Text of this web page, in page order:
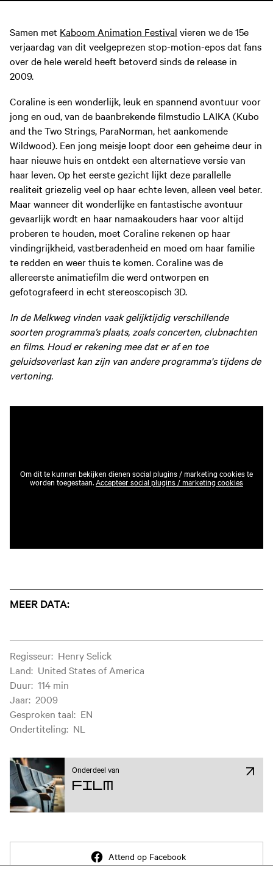
Samen met Kaboom Animation Festival vieren we de 15e
verjaardag van dit veelgeprezen stop-motion-epos dat fans
over de hele wereld heeft betoverd sinds de release in
2009.
Coraline is een wonderlijk, leuk en spannend avontuur voor
jong en oud, van de baanbrekende filmstudio LAIKA (Kubo
and the Two Strings, ParaNorman, het aankomende
Wildwood). Een jong meisje loopt door een geheime deur in
haar nieuwe huis en ontdekt een alternatieve versie van
haar leven. Op het eerste gezicht lijkt deze parallelle
realiteit griezelig veel op haar echte leven, alleen veel beter.
Maar wanneer dit wonderlijke en fantastische avontuur
gevaarlijk wordt en haar namaakouders haar voor altijd
proberen te houden, moet Coraline rekenen op haar
vindingrijkheid, vastberadenheid en moed om haar familie
te redden en weer thuis te komen. Coraline was de
allereerste animatiefilm die werd ontworpen en
gefotografeerd in echt stereoscopisch 3D.
In de Melkweg vinden vaak gelijktijdig verschillende
soorten programma’s plaats, zoals concerten, clubnachten
en films. Houd er rekening mee dat er af en toe
geluidsoverlast kan zijn van andere programma's tijdens de
vertoning.
Om dit te kunnen bekijken dienen social plugins / marketing cookies te
worden toegestaan.Accepteer social plugins / marketing cookies
MEER DATA:
Filminformatie
Regisseur: Henry Selick
Land: United States of America
Duur: 114 min
Jaar: 2009
Gesproken taal: EN
Ondertiteling: NL
Onderdeel van
Film
Attend op Facebook